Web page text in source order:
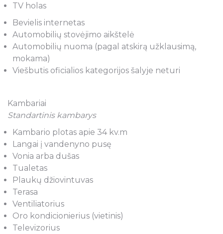
TV holas
Bevielis internetas
Automobilių stovėjimo aikštelė
Automobilių nuoma (pagal atskirą užklausimą,
mokama)
Viešbutis oficialios kategorijos šalyje neturi
Kambariai
Standartinis kambarys
Kambario plotas apie 34 kv.m
Langai į vandenyno pusę
Vonia arba dušas
Tualetas
Plaukų džiovintuvas
Terasa
Ventiliatorius
Oro kondicionierius (vietinis)
Televizorius